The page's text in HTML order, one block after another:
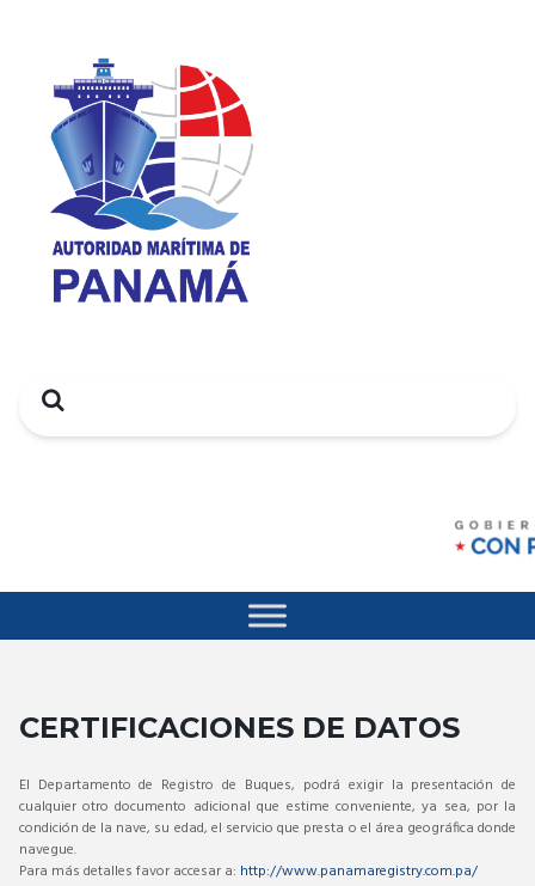
Search
CERTIFICACIONES DE DATOS
El Departamento de Registro de Buques, podrá exigir la presentación de
cualquier otro documento adicional que estime conveniente, ya sea, por la
condición de la nave, su edad, el servicio que presta o el área geográfica donde
navegue.
Para más detalles favor accesar a: http://www.panamaregistry.com.pa/